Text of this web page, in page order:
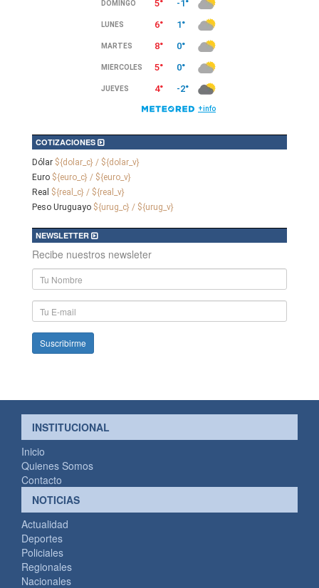
COTIZACIONES
Dólar ${dolar_c} / ${dolar_v}
Euro ${euro_c} / ${euro_v}
Real ${real_c} / ${real_v}
Peso Uruguayo ${urug_c} / ${urug_v}
NEWSLETTER
Recibe nuestros newsleter
Nombre
y
Apellido
E-
mail
INSTITUCIONAL
Inicio
Quienes Somos
Contacto
NOTICIAS
Actualidad
Deportes
Policiales
Regionales
Nacionales